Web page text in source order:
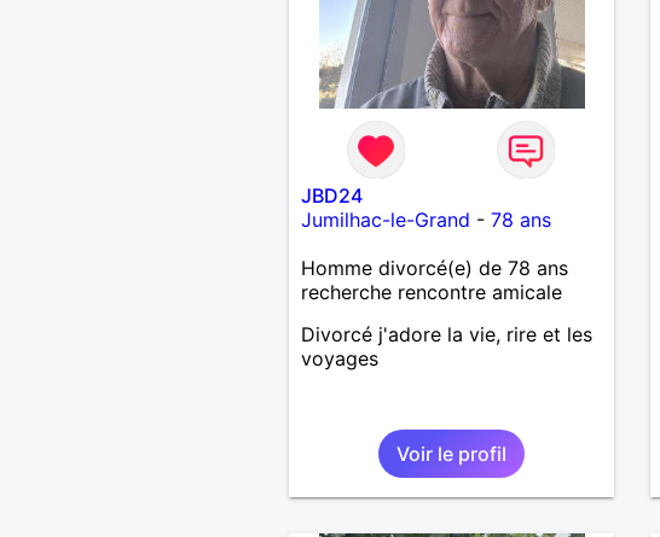
JBD24
Jumilhac-le-Grand - 78 ans
Homme divorcé(e) de 78 ans
recherche rencontre amicale
Divorcé j'adore la vie, rire et les
voyages
Voir le profil